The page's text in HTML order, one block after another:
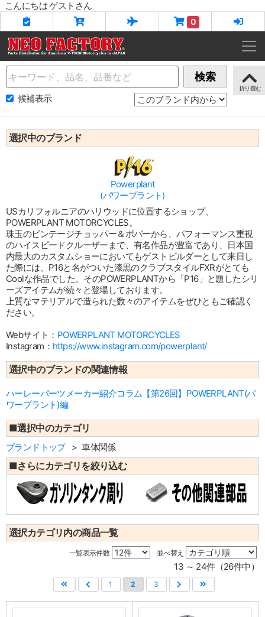
こんにちは ゲストさん
0
Name 検索
候補表示
選択中のブランド
Powerplant
(パワープラント)
USカリフォルニアのハリウッドに位置するショップ、
POWERPLANT MOTORCYCLES。
珠玉のビンテージチョッパー＆ボバーから、パフォーマンス重視
のハイスピードクルーザーまで、有名作品が豊富であり、日本国
内最大のカスタムショーにおいてもゲストビルダーとして来日し
た際には、P16と名がついた漆黒のクラブスタイルFXRがとても
Coolな作品でした。そのPOWERPLANTから「P16」と題したシリ
ーズアイテムが続々と登場しております。
上質なマテリアルで造られた数々のアイテムをぜひともご確認く
ださい。
Webサイト： POWERPLANT MOTORCYCLES
Instagram： https://www.instagram.com/powerplant/
選択中のブランドの関連情報
ハーレーパーツメーカー紹介コラム【第26回】POWERPLANT(パ
ワープラント)編
■選択中のカテゴリ
ブランドトップ 車体関係
■さらにカテゴリを絞り込む
選択カテゴリ内の商品一覧
一覧表示件数 並べ替え
13 ～ 24件（26件中）
1 2 3